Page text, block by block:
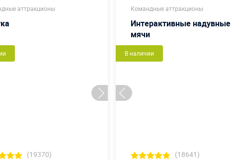
аттракционы
(19370)
Командные аттракционы
Интерактивные надувные
мячи
В наличии
(18641)